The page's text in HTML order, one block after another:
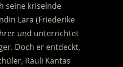
seine kriselnde
Lara (Friederike
und unterrichtet
Doch er entdeckt,
Rauli Kantas